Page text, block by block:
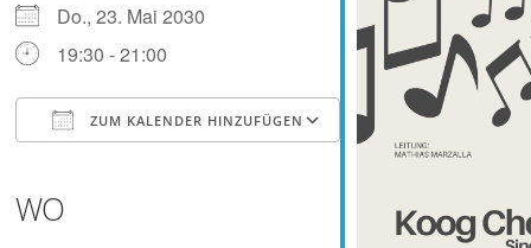
zum
Basteln,
Tüfteln,
Digitalisieren
Do., 23. Mai 2030
19:30 - 21:00
ZUM KALENDER HINZUFÜGEN
Outlook Live
WO